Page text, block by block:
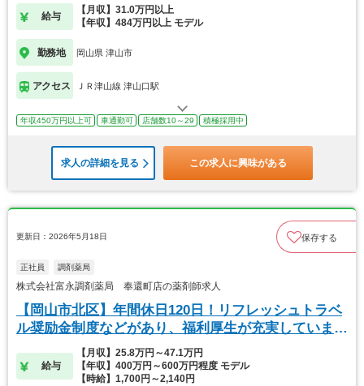
給与
【月収】31.0万円以上
【年収】484万円以上 モデル
勤務地 岡山県 津山市
アクセス ＪＲ津山線 津山口駅
年収450万円以上可 車通勤可 店舗数10～29 積極採用中
求人の詳細を見る この求人に興味がある
更新日：2026年5月18日 保存する
正社員 調剤薬局
株式会社富永調剤薬局 奉還町店の薬剤師求人
【岡山市北区】年間休日120日！リフレッシュトラベ
ル奨励金制度などがあり、福利厚生が充実していま
給与
【月収】25.8万円～47.1万円
【年収】400万円～600万円程度 モデル
【時給】1,700円～2,140円